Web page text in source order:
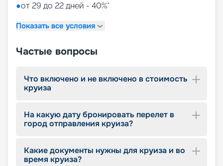
●от 29 до 22 дней - 40%*
Показать все условия
Частые вопросы
Что включено и не включено в стоимость
круиза
На какую дату бронировать перелет в
город отправления круиза?
Какие документы нужны для круиза и во
время круиза?